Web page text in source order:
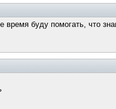
буду помогать, что